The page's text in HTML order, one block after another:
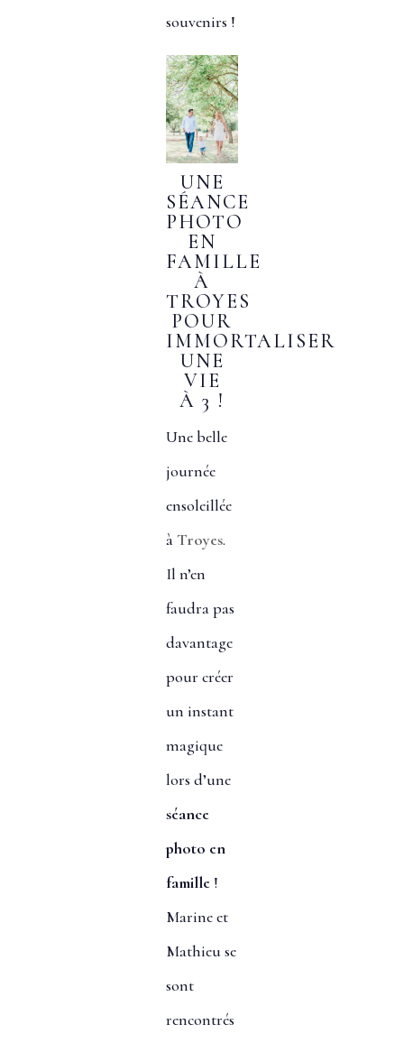
souvenirs !
UNE
SÉANCE
PHOTO
EN
FAMILLE
À
TROYES
POUR
IMMORTALISER
UNE
VIE
À 3 !
Une belle
journée
ensoleillée
à Troyes.
Il n’en
faudra pas
davantage
pour créer
un instant
magique
lors d’une
séance
photo en
famille!
Marine et
Mathieu se
sont
rencontrés